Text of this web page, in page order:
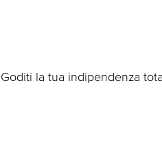
la tua indipendenza